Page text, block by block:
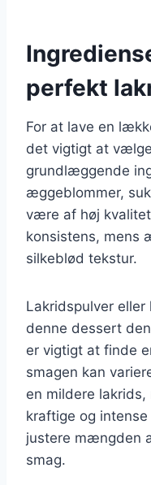
perfekt
For at lave en
det vigtigt at
grundlæggende
æggeblommer,
være af høj
konsistens, mens
silkeblød tekstur.
Lakridspulver
denne dessert
er vigtigt at finde
smagen kan
en mildere
kraftige og
justere mængden
smag.